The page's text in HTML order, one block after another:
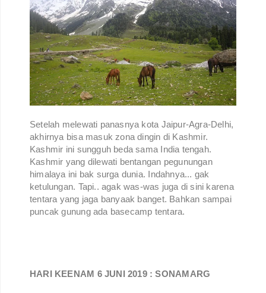
Setelah melewati panasnya kota Jaipur-Agra-Delhi,
akhirnya bisa masuk zona dingin di Kashmir.
Kashmir ini sungguh beda sama India tengah.
Kashmir yang dilewati bentangan pegunungan
himalaya ini bak surga dunia. Indahnya... gak
ketulungan. Tapi.. agak was-was juga di sini karena
tentara yang jaga banyaak banget. Bahkan sampai
puncak gunung ada basecamp tentara.
HARI KEENAM 6 JUNI 2019 : SONAMARG